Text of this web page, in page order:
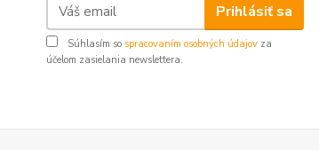
Prihlásiť sa
Súhlasím so spracovaním osobných údajov za
účelom zasielania newslettera.